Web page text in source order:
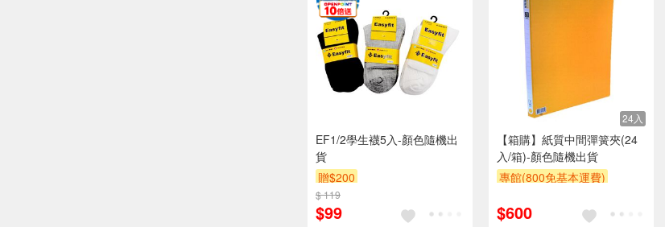
EF1/2學生襪5入-顏色隨機出
貨
贈$200
$ 119
$99
24入
【箱購】紙質中間彈簧夾(24
入/箱)-顏色隨機出貨
專館(800免基本運費)
$600